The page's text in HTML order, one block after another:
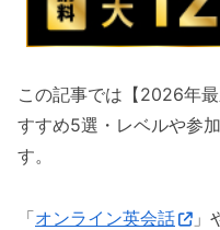
この記事では【2026年
すすめ5選・レベルや参
す。
「オンライン英会話 」